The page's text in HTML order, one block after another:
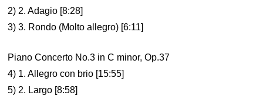
2) 2. Adagio [8:28]
3) 3. Rondo (Molto allegro) [6:11]
Piano Concerto No.3 in C minor, Op.37
4) 1. Allegro con brio [15:55]
5) 2. Largo [8:58]